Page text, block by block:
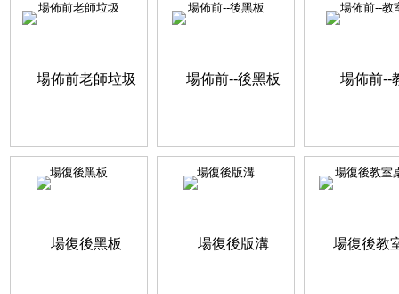
場佈前老師垃圾 場佈前--後黑板 場佈前--教
場復後黑板 場復後版溝 場復後教室